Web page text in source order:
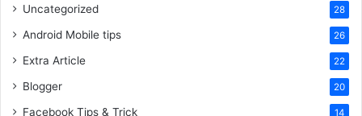
Uncategorized 28
Android Mobile tips 26
Extra Article 22
Blogger 20
Facebook Tips & Trick 14